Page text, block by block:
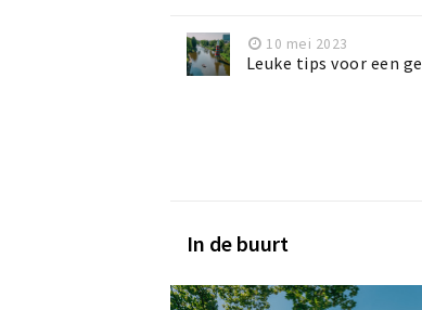
10 mei 2023
Leuke tips voor een
In de buurt